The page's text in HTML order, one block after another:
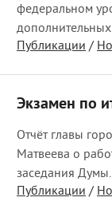
федеральном
Публикации/
Экзамен по
Отчёт главы
Матвеева о
заседания Думы.
Публикации/